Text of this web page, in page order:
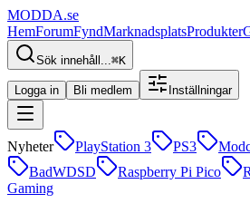
MODDA.se
HemForumFyndMarknadsplatsProdukter
Sök innehåll...⌘K
Logga in Bli medlem Inställningar
Nyheter PlayStation 3 PS3
BadWDSD
Raspberry Pi Pico
Gaming